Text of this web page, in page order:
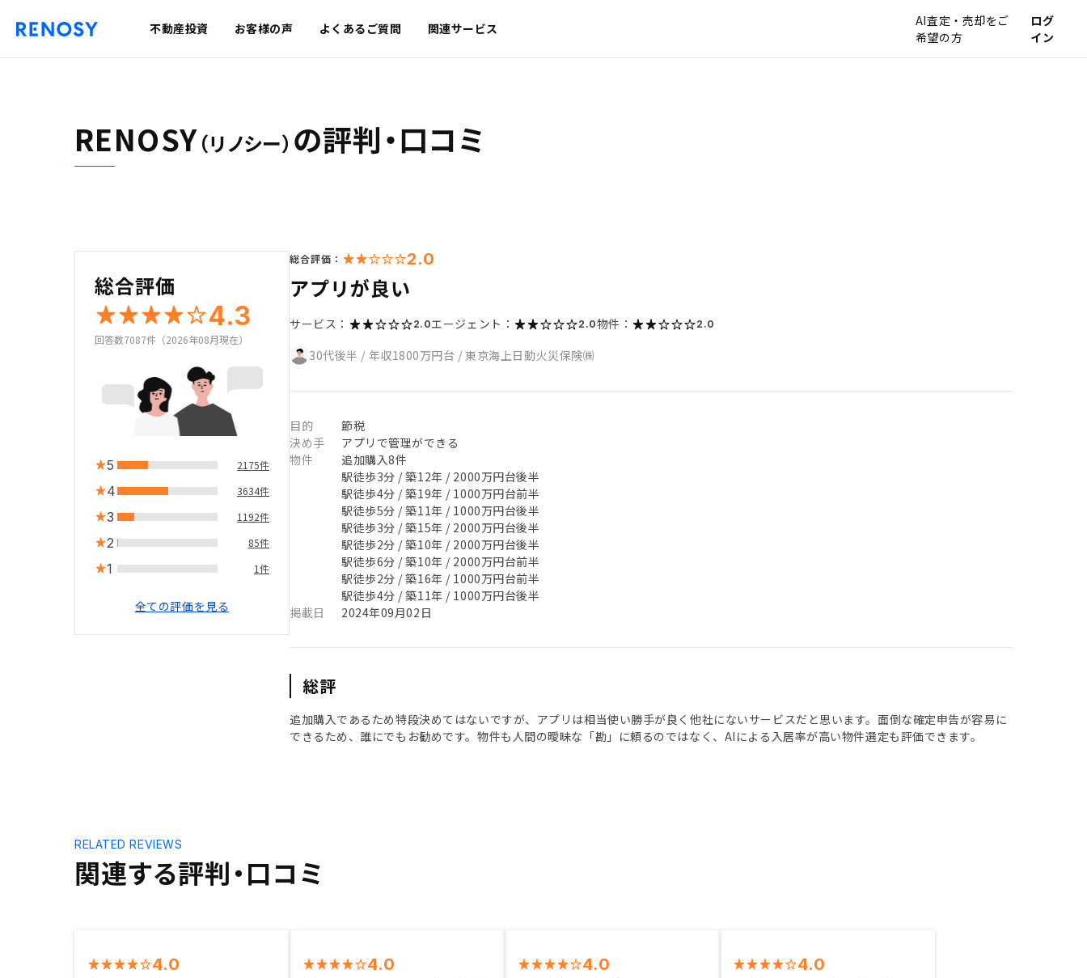
不動産投資 お客様の声 よくあるご質問 関連サービス
AI査定・売却をご
希望の方
ログ
イン
RENOSY（リノシー） の評判・口コミ
総合評価
4.3
回答数7087件（2026年08月現在）
5 2175件
4 3634件
3 1192件
2 85件
1 1件
全ての評価を見る
総合評価： 2.0
アプリが良い
サービス： 2.0エージェント： 2.0物件： 2.0
30代後半 / 年収1800万円台 /東京海上日動火災保険㈱
目的
節税
決め手
アプリで管理ができる
物件
追加購入8件
駅徒歩3分 / 築12年 / 2000万円台後半
駅徒歩4分 / 築19年 / 1000万円台前半
駅徒歩5分 / 築11年 / 1000万円台後半
駅徒歩3分 / 築15年 / 2000万円台後半
駅徒歩2分 / 築10年 / 2000万円台後半
駅徒歩6分 / 築10年 / 2000万円台前半
駅徒歩2分 / 築16年 / 1000万円台前半
駅徒歩4分 / 築11年 / 1000万円台後半
掲載日
2024年09月02日
総評
追加購入であるため特段決めてはないですが、アプリは相当使い勝手が良く他社にないサービスだと思います。面倒な確定申告が容易に
できるため、誰にでもお勧めです。物件も人間の曖昧な「勘」に頼るのではなく、AIによる入居率が高い物件選定も評価できます。
関連する評判・口コミ
RELATED REVIEWS
4.0 4.0 4.0 4.0